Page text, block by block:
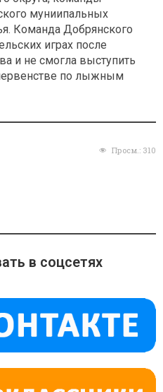
муниипальных
Команда Добрянского
играх после
и не смогла выступить
по лыжным
Просм.: 310
в соцсетях